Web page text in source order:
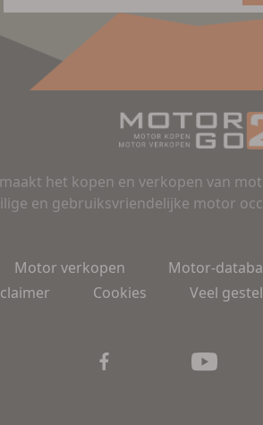
het kopen en verkopen van
en gebruiksvriendelijke motor
Motor verkopen Motor-
Cookies Veel